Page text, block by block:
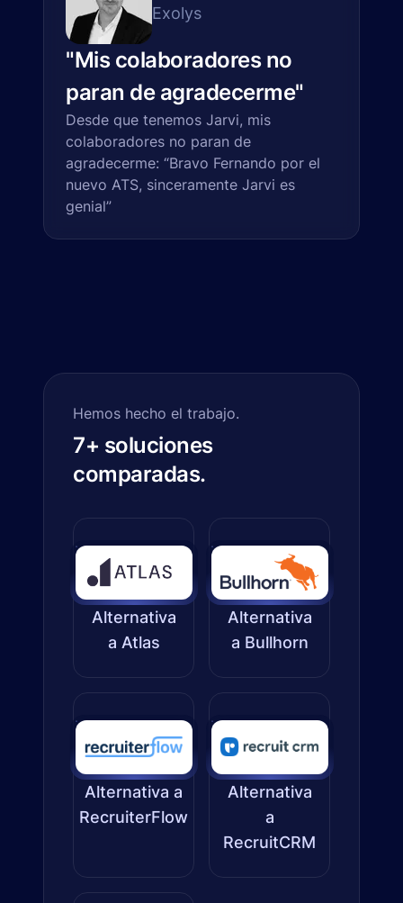
Exolys
"Mis colaboradores no
paran de agradecerme"
Desde que tenemos Jarvi, mis
colaboradores no paran de
agradecerme: “Bravo Fernando por el
nuevo ATS, sinceramente Jarvi es
genial”
Hemos hecho el trabajo.
7+ soluciones
comparadas.
Alternativa
a Atlas
Alternativa
a Bullhorn
Alternativa a
RecruiterFlow
Alternativa
a
RecruitCRM